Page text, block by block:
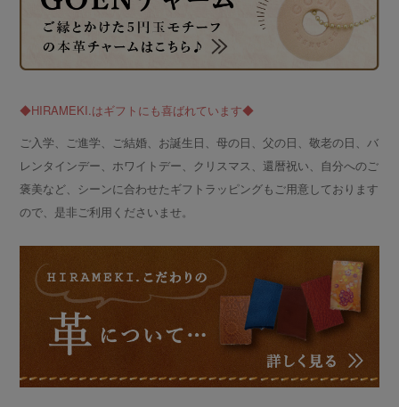
◆HIRAMEKI.はギフトにも喜ばれています◆
ご入学、ご進学、ご結婚、お誕生日、母の日、父の日、敬老の日、バ
レンタインデー、ホワイトデー、クリスマス、還暦祝い、自分へのご
褒美など、シーンに合わせたギフトラッピングもご用意しております
ので、是非ご利用くださいませ。